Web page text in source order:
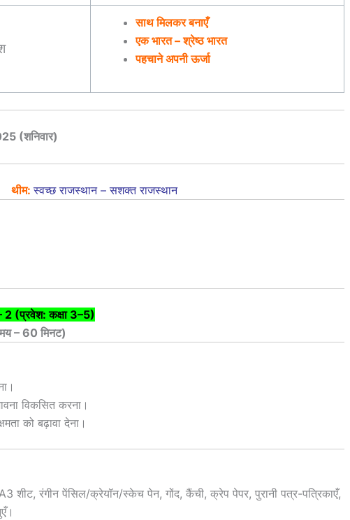
साथ मिलकर बनाएँ
एक भारत – श्रेष्ठ भारत
पहचाने अपनी ऊर्जा
(शनिवार)
थीम:स्वच्छ राजस्थान – सशक्त राजस्थान
(प्रवेश: कक्षा 3–5)
– 60 मिनट)
विकसित करना।
को बढ़ावा देना।
शीट, रंगीन पेंसिल/क्रेयॉन/स्केच पेन, गोंद, कैंची, क्रेप पेपर, पुरानी पत्र-पत्रिकाएँ,